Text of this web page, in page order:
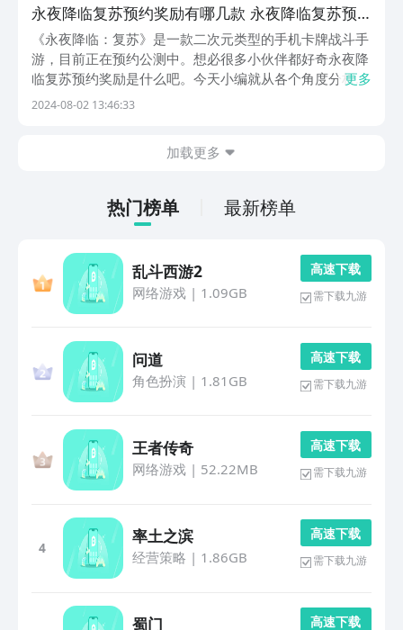
永夜降临复苏预约奖励有哪几款 永夜降临复苏预
约奖励怎么获取
《永夜降临：复苏》是一款二次元类型的手机卡牌战斗手
游，目前正在预约公测中。想必很多小伙伴都好奇永夜降
临复苏预约奖励是什么吧。今天小编就从各个角度分析讲
解一下预约永夜降临复苏我们可以得到什么奖励吧！希望
更多
2024-08-02 13:46:33
加载更多
热门榜单 最新榜单
乱斗西游2
网络游戏| 1.09GB
高 速 下 载
需下载九游
问道
角色扮演 | 1.81GB
高 速 下 载
需下载九游
王者传奇
网络游戏| 52.22MB
高 速 下 载
需下载九游
4
率土之滨
经营策略 | 1.86GB
高 速 下 载
需下载九游
蜀门 高 速 下 载